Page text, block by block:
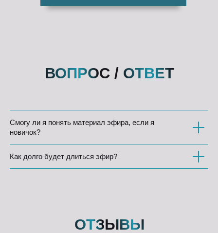
ВОПРОС / ОТВЕТ
Смогу ли я понять материал эфира, если я
новичок?
Как долго будет длиться эфир?
ОТЗЫВЫ